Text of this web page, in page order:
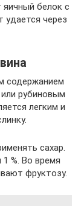
белок с
удается через
содержанием
рубиновым
легким и
сахар.
%. Во время
фруктозу.